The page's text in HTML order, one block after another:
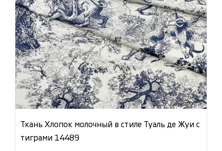
Ткань Хлопок молочный в стиле Туаль де Жуи с
тиграми 14489